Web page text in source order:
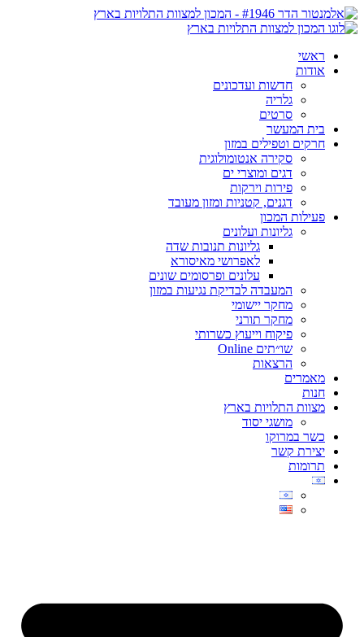
ראשי
אודות
חדשות ועדכונים
גלריה
סרטים
בית המעשר
חרקים וטפילים במזון
סקירה אנטומולוגית
דגים ומוצרי ים
פירות וירקות
דגנים, קטניות ומזון מעובד
פעילות המכון
גליונות ועלונים
גליונות תנובות שדה
לאפרושי מאיסורא
עלונים ופרסומים שונים
המעבדה לבדיקת נגיעות במזון
מחקר יישומי
מחקר תורני
פיקוח וייעוץ כשרותי
שו״תים Online
הרצאות
מאמרים
חנות
מצוות התלויות בארץ
מושגי יסוד
כשר במרוקו
יצירת קשר
תרומות